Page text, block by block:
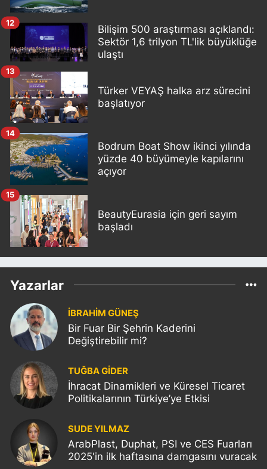
Bilişim 500 araştırması açıklandı:
Sektör 1,6 trilyon TL'lik büyüklüğe
ulaştı
12
Türker VEYAŞ halka arz sürecini
başlatıyor
13
Bodrum Boat Show ikinci yılında
yüzde 40 büyümeyle kapılarını
açıyor
14
BeautyEurasia için geri sayım
başladı
15
Yazarlar
İBRAHİM GÜNEŞ
Bir Fuar Bir Şehrin Kaderini
Değiştirebilir mi?
TUĞBA GİDER
İhracat Dinamikleri ve Küresel Ticaret
Politikalarının Türkiye’ye Etkisi
SUDE YILMAZ
ArabPlast, Duphat, PSI ve CES Fuarları
2025'in ilk haftasına damgasını vuracak